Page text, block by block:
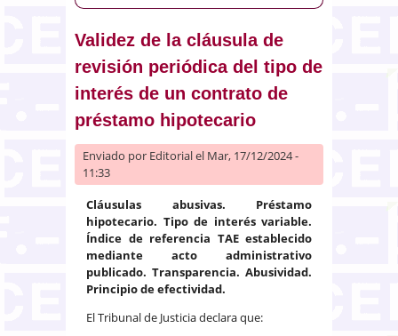
Validez de la cláusula de
revisión periódica del tipo de
interés de un contrato de
préstamo hipotecario
Enviado por Editorialel Mar, 17/12/2024 -
11:33
Cláusulas abusivas. Préstamo
hipotecario. Tipo de interés variable.
Índice de referencia TAE establecido
mediante acto administrativo
publicado. Transparencia. Abusividad.
Principio de efectividad.
El Tribunal de Justicia declara que: